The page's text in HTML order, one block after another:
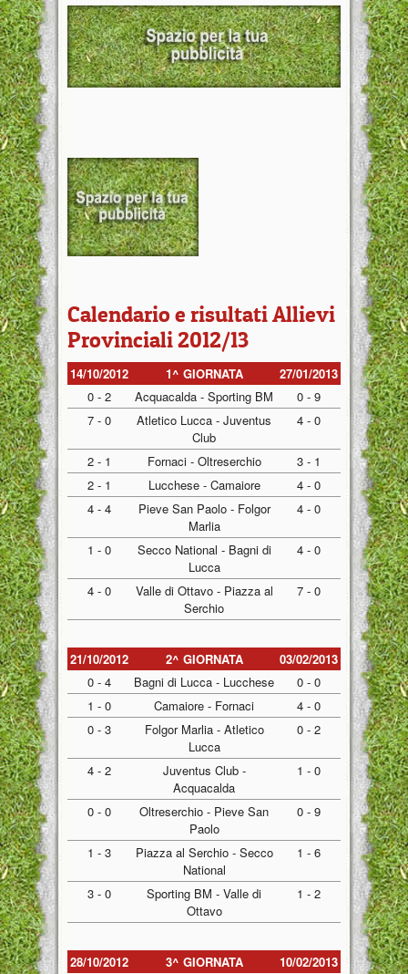
Calendario e risultati Allievi
Provinciali 2012/13
14/10/2012 1^ GIORNATA
27/01/2013
0 - 2
Acquacalda - Sporting BM
0 - 9
7 - 0
Atletico Lucca - Juventus
Club
4 - 0
2 - 1 Fornaci - Oltreserchio
3 - 1
2 - 1
Lucchese - Camaiore
4 - 0
4 - 4
Pieve San Paolo - Folgor
Marlia
4 - 0
1 - 0
Secco National - Bagni di
Lucca
4 - 0
4 - 0
Valle di Ottavo - Piazza al
Serchio
7 - 0
21/10/2012 2^ GIORNATA
03/02/2013
0 - 4
Bagni di Lucca - Lucchese
0 - 0
1 - 0
Camaiore - Fornaci
4 - 0
0 - 3
Folgor Marlia - Atletico
Lucca
0 - 2
4 - 2
Juventus Club -
Acquacalda
1 - 0
0 - 0
Oltreserchio - Pieve San
Paolo
0 - 9
1 - 3
Piazza al Serchio - Secco
National
1 - 6
3 - 0
Sporting BM - Valle di
Ottavo
1 - 2
28/10/2012 3^ GIORNATA
10/02/2013